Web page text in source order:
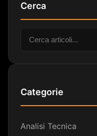
Cerca
Cerca:
Categorie
Analisi Tecnica